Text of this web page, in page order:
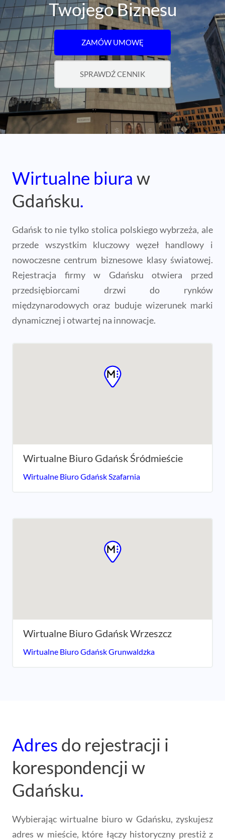
Twojego Biznesu
ZAMÓW UMOWĘ
SPRAWDŹ CENNIK
Wirtualne biura w
Gdańsku.
Gdańsk to nie tylko stolica polskiego wybrzeża, ale
przede wszystkim kluczowy węzeł handlowy i
nowoczesne centrum biznesowe klasy światowej.
Rejestracja firmy w Gdańsku otwiera przed
przedsiębiorcami drzwi do rynków
międzynarodowych oraz buduje wizerunek marki
dynamicznej i otwartej na innowacje.
Wirtualne Biuro Gdańsk Śródmieście
Wirtualne Biuro Gdańsk Szafarnia
Wirtualne Biuro Gdańsk Wrzeszcz
Wirtualne Biuro Gdańsk Grunwaldzka
Adres do rejestracji i
korespondencji w
Gdańsku.
Wybierając wirtualne biuro w Gdańsku, zyskujesz
adres w mieście, które łączy historyczny prestiż z